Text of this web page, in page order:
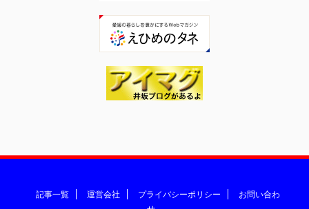
記事一覧 運営会社 プライバシーポリシー
お問い合わ